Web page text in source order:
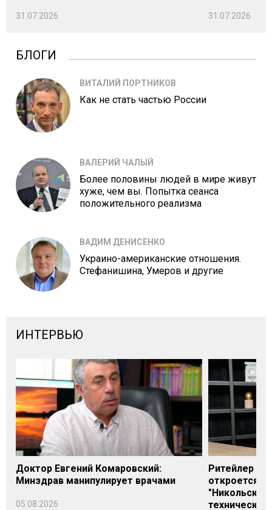
31.07.2026 31.07.2026
БЛОГИ
ВИТАЛИЙ ПОРТНИКОВ
Как не стать частью России
ВАЛЕРИЙ ЧАЛЫЙ
Более половины людей в мире живут
хуже, чем вы. Попытка сеанса
положительного реализма
ВАДИМ ДЕНИСЕНКО
Украино-американские отношения.
Стефанишина, Умеров и другие
ИНТЕРВЬЮ
Доктор Евгений Комаровский:
Минздрав манипулирует врачами
05.08.2026
Ритейлер
откроется
технических